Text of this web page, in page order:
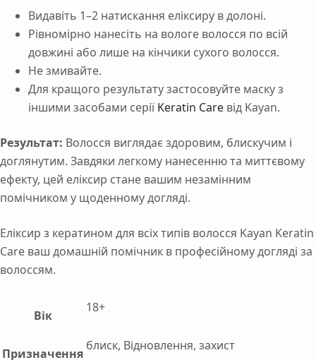
Видавіть 1–2 натискання еліксиру в долоні.
Рівномірно нанесіть на вологе волосся по всій
довжині або лише на кінчики сухого волосся.
Не змивайте.
Для кращого результату застосовуйте маску з
іншими засобами серіїKeratin Care від Kayan.
Результат: Волосся виглядає здоровим, блискучим і
доглянутим. Завдяки легкому нанесенню та миттєвому
ефекту, цей еліксир стане вашим незамінним
помічником у щоденному догляді.
Еліксир з кератином для всіх типів волосся Kayan Keratin
Care ваш домашній помічник в професійному догляді за
волоссям.
Вік
18+
Призначення
блиск, Відновлення, захист